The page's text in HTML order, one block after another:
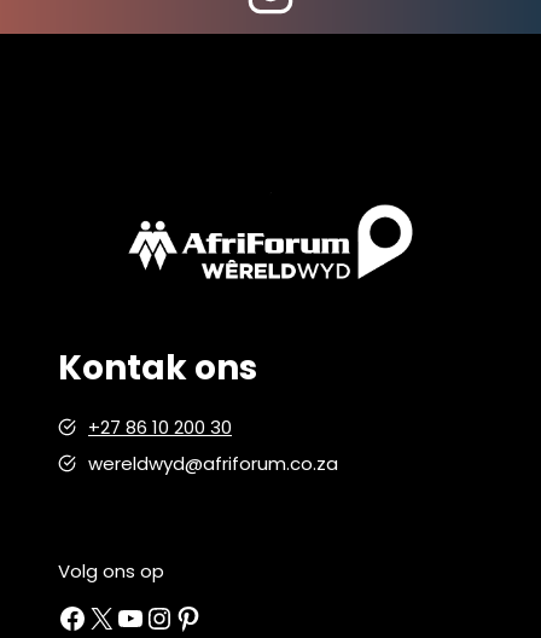
Kontak ons
+27 86 10 200 30
wereldwyd@afriforum.co.za
Volg ons op
Facebook
X YouTube
Instagram
Pinterest